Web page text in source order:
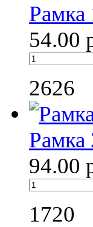
Рамка
54.00
2626
Рамка
94.00
1720